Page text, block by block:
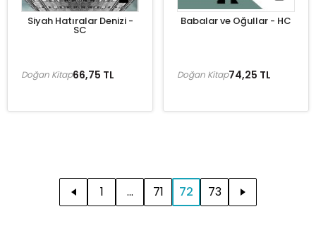
Siyah Hatıralar Denizi -
SC
66,75 TL
Doğan Kitap
Babalar ve Oğullar - HC
74,25 TL
Doğan Kitap
1 ... 71 72 73